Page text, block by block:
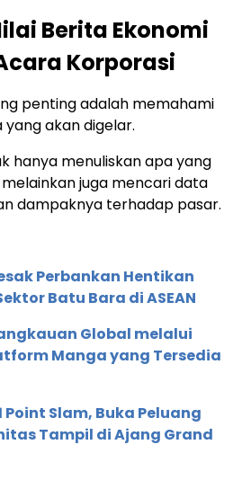
Berita Ekonomi
Korporasi
penting adalah memahami
akan digelar.
hanya menuliskan apa yang
juga mencari data
dampaknya terhadap pasar.
Perbankan Hentikan
Batu Bara di ASEAN
Global melalui
Manga yang Tersedia
Point Slam, Buka Peluang
Tampil di Ajang Grand